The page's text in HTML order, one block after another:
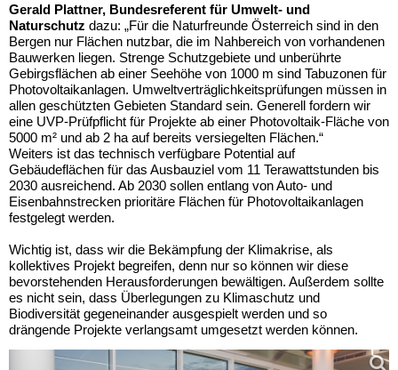
Gerald Plattner, Bundesreferent für Umwelt- und
Naturschutz dazu: „Für die Naturfreunde Österreich sind in den
Bergen nur Flächen nutzbar, die im Nahbereich von vorhandenen
Bauwerken liegen. Strenge Schutzgebiete und unberührte
Gebirgsflächen ab einer Seehöhe von 1000 m sind Tabuzonen für
Photovoltaikanlagen. Umweltverträglichkeitsprüfungen müssen in
allen geschützten Gebieten Standard sein. Generell fordern wir
eine UVP-Prüfpflicht für Projekte ab einer Photovoltaik-Fläche von
5000 m² und ab 2 ha auf bereits versiegelten Flächen.“
Weiters ist das technisch verfügbare Potential auf
Gebäudeflächen für das Ausbauziel vom 11 Terawattstunden bis
2030 ausreichend. Ab 2030 sollen entlang von Auto- und
Eisenbahnstrecken prioritäre Flächen für Photovoltaikanlagen
festgelegt werden.
Wichtig ist, dass wir die Bekämpfung der Klimakrise, als
kollektives Projekt begreifen, denn nur so können wir diese
bevorstehenden Herausforderungen bewältigen. Außerdem sollte
es nicht sein, dass Überlegungen zu Klimaschutz und
Biodiversität gegeneinander ausgespielt werden und so
drängende Projekte verlangsamt umgesetzt werden können.